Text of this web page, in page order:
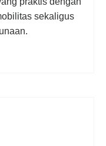
sekaligus